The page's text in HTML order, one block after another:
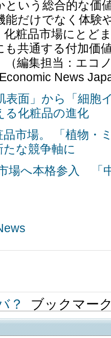
という総合的な価
だけでなく体験
粧品市場にとど
共通する付加価
編集担当：エコ
News
表面」から「細
る化粧品の進化
市場。 「植物・
な競争軸に
場へ本格参入 「
？ ブックマー